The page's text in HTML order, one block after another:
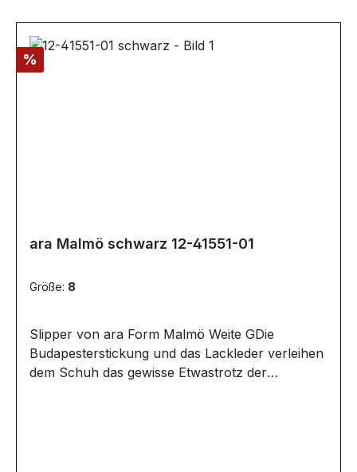
Rabatt
%
ara Malmö schwarz 12-41551-01
Größe: 8
Slipper von ara Form Malmö Weite GDie
Budapesterstickung und das Lackleder verleihen
dem Schuh das gewisse Etwastrotz der